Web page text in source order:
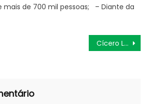
de 700 mil pessoas; – Diante da
Cícero Lucena autoriza reforma e ampliação da Cozinha Comunitária do Gervásio Maia e anuncia a construção de três novas unidades